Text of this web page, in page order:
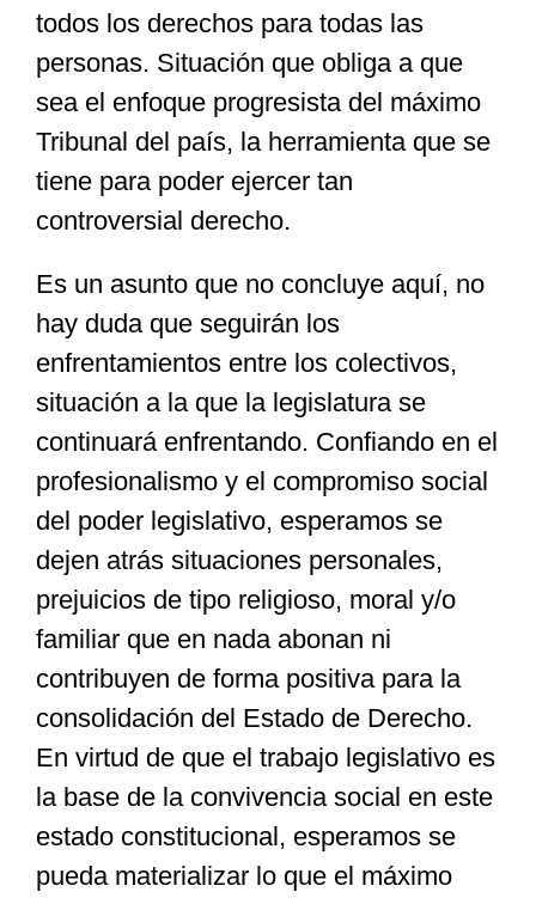
todos los derechos para todas las
personas. Situación que obliga a que
sea el enfoque progresista del máximo
Tribunal del país, la herramienta que se
tiene para poder ejercer tan
controversial derecho.
Es un asunto que no concluye aquí, no
hay duda que seguirán los
enfrentamientos entre los colectivos,
situación a la que la legislatura se
continuará enfrentando. Confiando en el
profesionalismo y el compromiso social
del poder legislativo, esperamos se
dejen atrás situaciones personales,
prejuicios de tipo religioso, moral y/o
familiar que en nada abonan ni
contribuyen de forma positiva para la
consolidación del Estado de Derecho.
En virtud de que el trabajo legislativo es
la base de la convivencia social en este
estado constitucional, esperamos se
pueda materializar lo que el máximo